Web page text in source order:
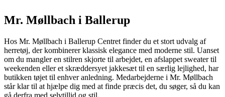
Mr. Møllbach i Ballerup
Hos Mr. Møllbach i Ballerup Centret finder du et stort udvalg af
herretøj, der kombinerer klassisk elegance med moderne stil. Uanset
om du mangler en stilren skjorte til arbejdet, en afslappet sweater til
weekenden eller et skræddersyet jakkesæt til en særlig lejlighed, har
butikken tøjet til enhver anledning. Medarbejderne i Mr. Møllbach
står klar til at hjælpe dig med at finde præcis det, du søger, så du kan
gå derfra med selvtillid og stil.